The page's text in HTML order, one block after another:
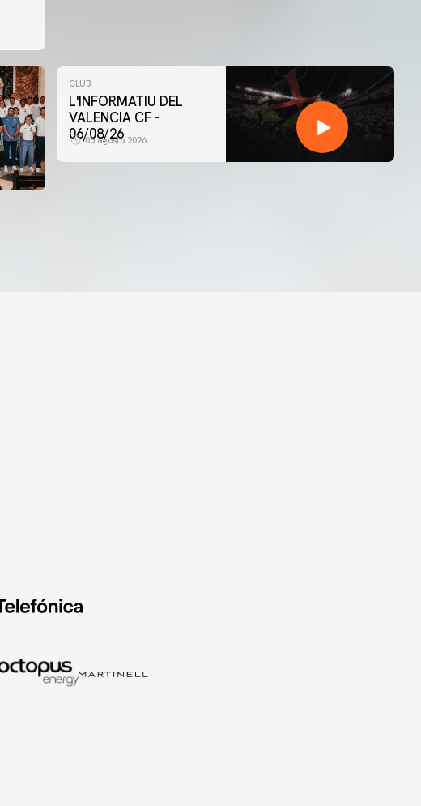
CLUB
L'INFORMATIU DEL
VALENCIA CF -
06/08/26
06 agosto 2026